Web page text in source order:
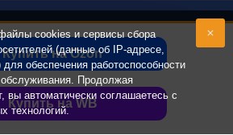
Купить на Ozon
Купить на WB
Адрес:
©2020 - 2025КУЗОВИК.РУ
cookies и сервисы сбора
(данные об IP-адресе,
обеспечения работоспособности
Продолжая
вы автоматически соглашаетесь с
технологий.